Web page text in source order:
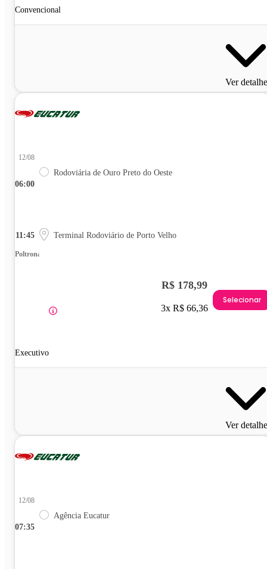
Convencional
Ver
06:00
12/08
Rodoviária de Ouro Preto do Oeste
11:45 Terminal Rodoviário de Porto Velho
Poltrona
Executivo
R$ 178,99
3x R$ 66,36
Selecionar
Ver
07:35
12/08
Agência Eucatur